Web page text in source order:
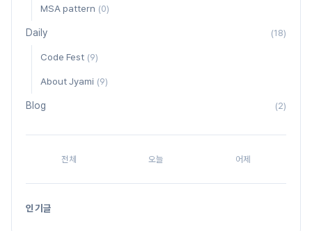
MSA pattern (0)
Daily (18)
Code Fest (9)
About Jyami (9)
Blog (2)
전체 오늘 어제